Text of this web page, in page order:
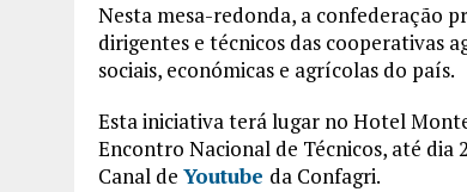
Nesta mesa-redonda, a confederação
dirigentes e técnicos das cooperativas
sociais, económicas e agrícolas do país.
Esta iniciativa terá lugar no Hotel
Encontro Nacional de Técnicos, até dia
Canal de Youtube da Confagri.